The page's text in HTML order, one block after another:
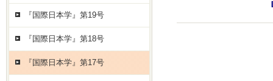
『国際日本学』第19号
『国際日本学』第18号
『国際日本学』第17号